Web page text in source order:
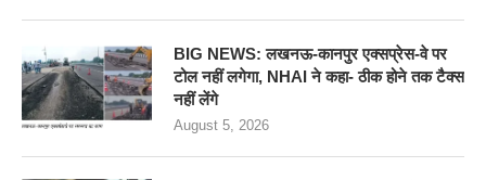
BIG NEWS: लखनऊ-कानपुर एक्सप्रेस-वे पर
टोल नहीं लगेगा, NHAI ने कहा- ठीक होने तक टैक्स
नहीं लेंगे
August 5, 2026